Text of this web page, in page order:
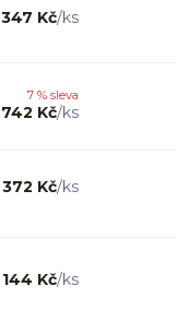
347 Kč/ks
7 % sleva
742 Kč/ks
372 Kč/ks
144 Kč/ks